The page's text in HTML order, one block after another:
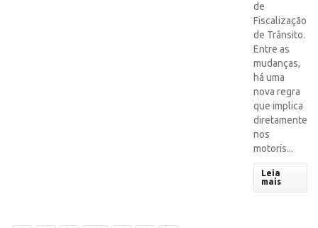
de
Fiscalização
de Trânsito.
Entre as
mudanças,
há uma
nova regra
que implica
diretamente
nos
motoris...
Leia
mais